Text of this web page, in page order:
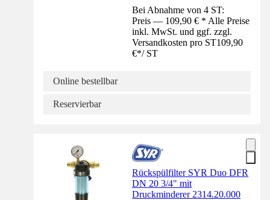
Bei Abnahme von 4 ST:
Preis — 109,90 € * Alle Preise
inkl. MwSt. und ggf. zzgl.
Versandkosten pro ST109,90
€*/ ST
Online bestellbar
Reservierbar
Rückspülfilter SYR Duo DFR
DN 20 3/4" mit
Druckminderer 2314.20.000